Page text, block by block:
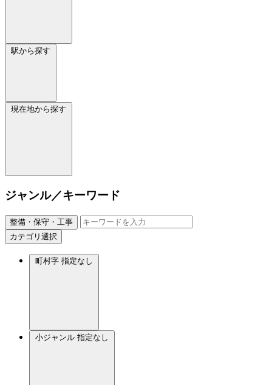
駅から探す
現在地から探す
ジャンル／キーワード
整備・保守・工事
カテゴリ選択
町村字 指定なし
小ジャンル 指定なし